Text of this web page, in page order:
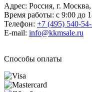
Адрес: Россия, г.
Время работы: с 9:00 до
Телефон: +7 (495) 540-
E-mail: info@kkmsale.ru
Способы оплаты